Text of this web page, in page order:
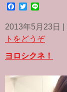
c
e
b
o
k
T
i
t
t
r
n
e
2013年5月23日
トをどうぞ
ヨロシクネ！